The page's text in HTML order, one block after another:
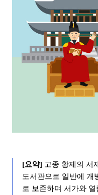
[요약] 고종 황제의 서
도서관으로 일반에 개
로 보존하며 서가와